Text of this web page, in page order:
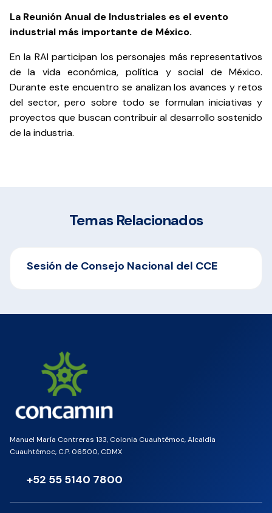
La Reunión Anual de Industriales es el evento
industrial más importante de México.
En la RAI participan los personajes más representativos
de la vida económica, política y social de México.
Durante este encuentro se analizan los avances y retos
del sector, pero sobre todo se formulan iniciativas y
proyectos que buscan contribuir al desarrollo sostenido
de la industria.
Temas Relacionados
Sesión de Consejo Nacional del CCE
Manuel María Contreras 133, Colonia Cuauhtémoc, Alcaldía
Cuauhtémoc, C.P. 06500, CDMX
+52 55 5140 7800